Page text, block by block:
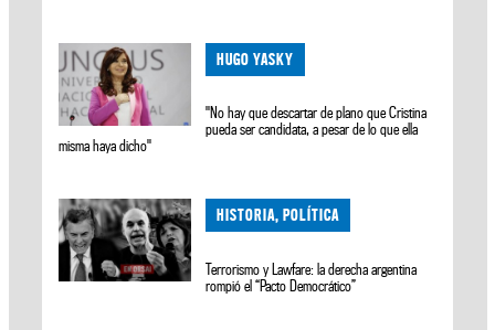
HUGO YASKY
"No hay que descartar de plano que Cristina
pueda ser candidata, a pesar de lo que ella
misma haya dicho"
HISTORIA, POLÍTICA
Terrorismo y Lawfare: la derecha argentina
rompió el “Pacto Democrático”